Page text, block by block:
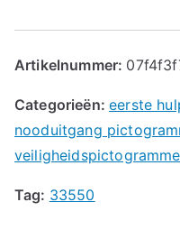
Artikelnummer:
Categorieën:eerste
nooduitgang
Tag: 33550